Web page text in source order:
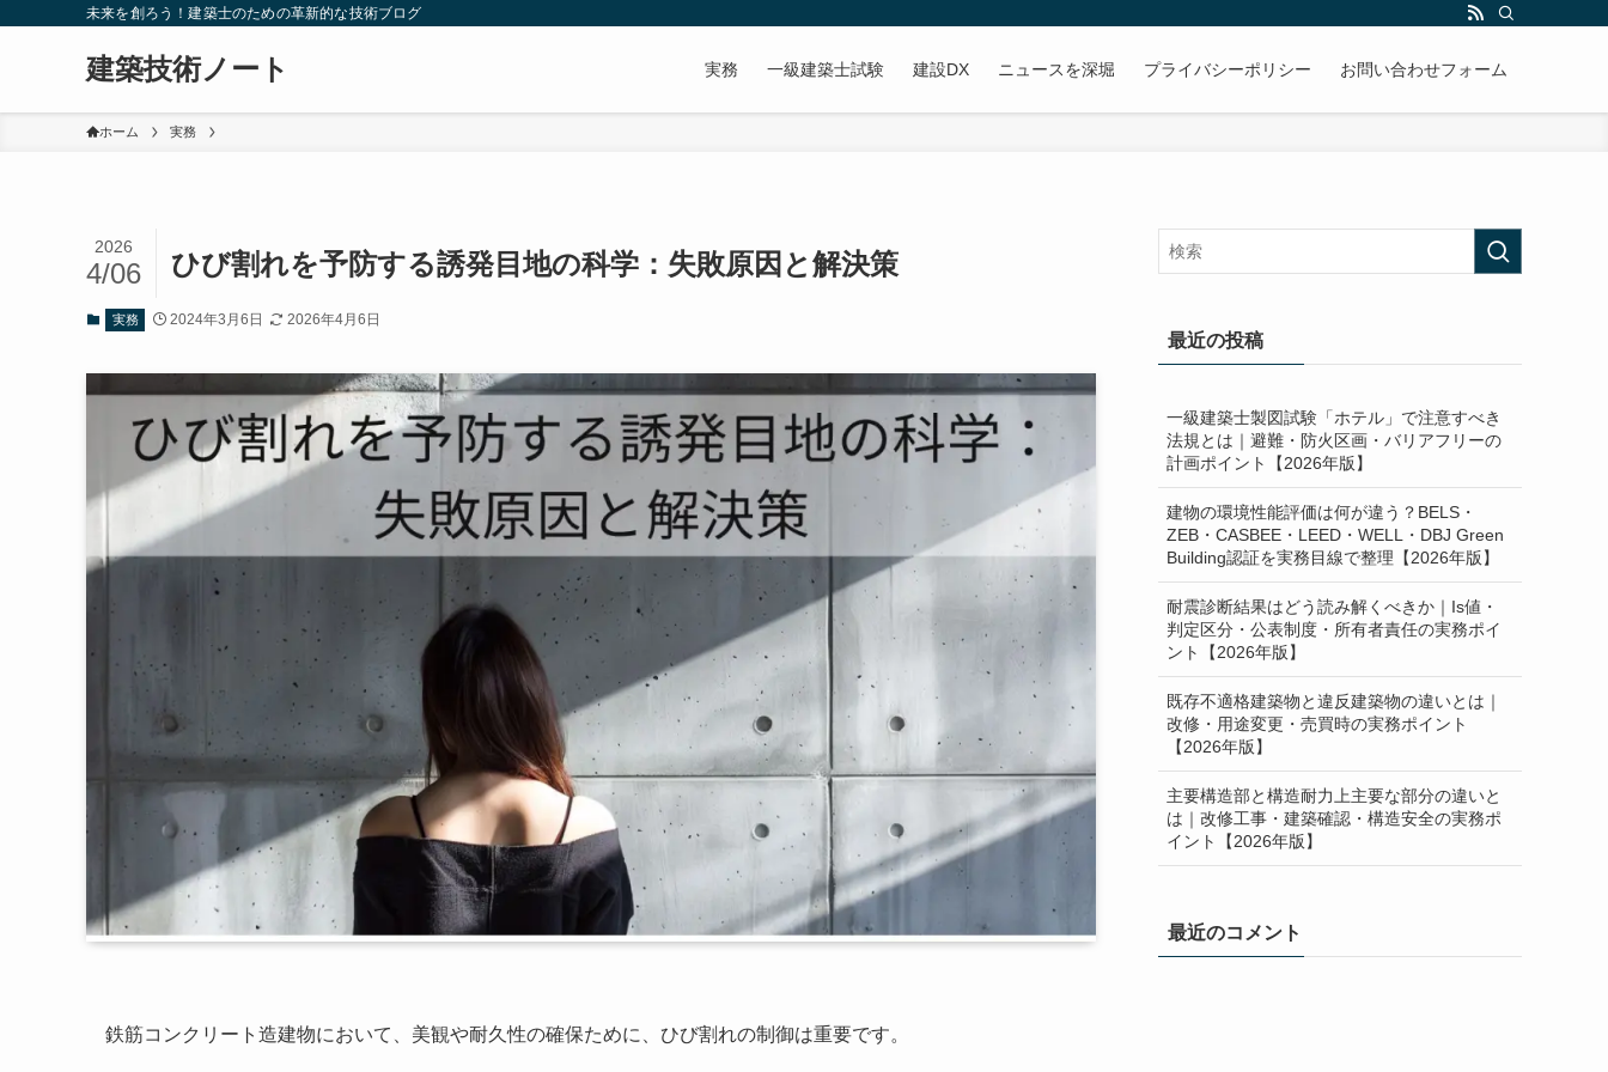
未来を創ろう！建築士のための革新的な技術ブログ
建築技術ノート 実務 一級建築士試験 建設DX ニュースを深堀 プライバシーポリシー お問い合わせフォーム
ホーム 実務
ひび割れを予防する誘発目地の科学：失敗原因と解決策
2026
4/06
実務 2024年3月6日 2026年4月6日
鉄筋コンクリート造建物において、美観や耐久性の確保ために、ひび割れの制御は重要です。
最近の投稿
一級建築士製図試験「ホテル」で注意すべき
法規とは｜避難・防火区画・バリアフリーの
計画ポイント【2026年版】
建物の環境性能評価は何が違う？BELS・
ZEB・CASBEE・LEED・WELL・DBJ Green
Building認証を実務目線で整理【2026年版】
耐震診断結果はどう読み解くべきか｜Is値・
判定区分・公表制度・所有者責任の実務ポイ
ント【2026年版】
既存不適格建築物と違反建築物の違いとは｜
改修・用途変更・売買時の実務ポイント
【2026年版】
主要構造部と構造耐力上主要な部分の違いと
は｜改修工事・建築確認・構造安全の実務ポ
イント【2026年版】
最近のコメント